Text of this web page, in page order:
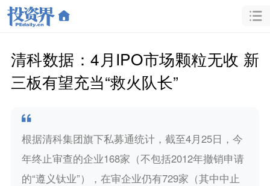
清科数据：4月IPO市场颗粒无收 新
三板有望充当“救火队长”
根据清科集团旗下私募通统计，截至4月25日，今
年终止审查的企业168家（不包括2012年撤销申请
的“遵义钛业”），在审企业仍有729家（其中中止